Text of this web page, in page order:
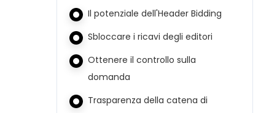
Il potenziale dell'Header Bidding
Sbloccare i ricavi degli editori
Ottenere il controllo sulla
domanda
Trasparenza della catena di